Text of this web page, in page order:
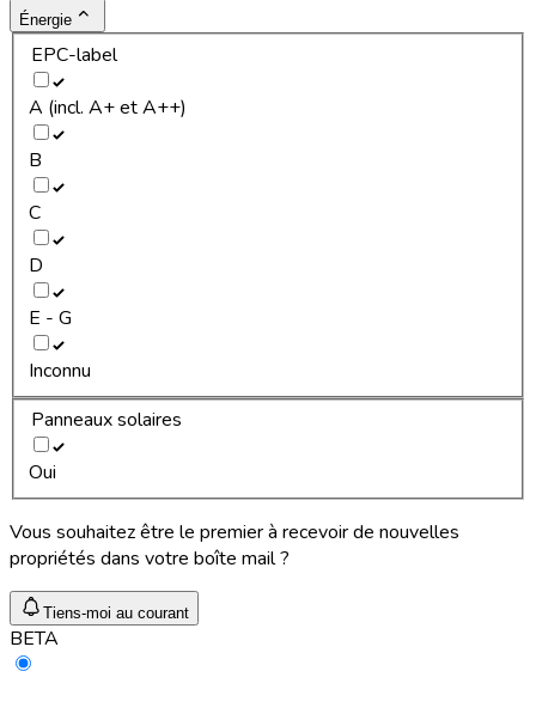
Énergie
EPC-label
A (incl. A+ et A++)
B
C
D
E - G
Inconnu
Panneaux solaires
Oui
Vous souhaitez être le premier à recevoir de nouvelles
propriétés dans votre boîte mail ?
Tiens-moi au courant
BETA